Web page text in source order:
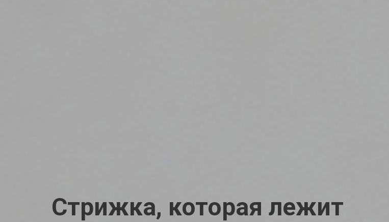
Стрижка, которая лежит